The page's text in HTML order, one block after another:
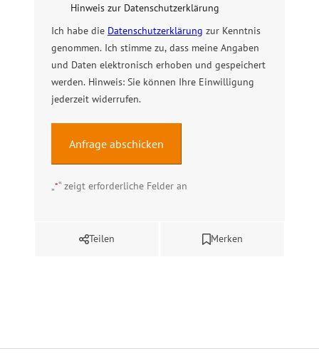
Teilen Merken
„*“ zeigt erforderliche Felder an
Hinweis zur Datenschutzerklärung
Ich habe die Datenschutzerklärung zur Kenntnis
genommen. Ich stimme zu, dass meine Angaben
und Daten elektronisch erhoben und gespeichert
werden. Hinweis: Sie können Ihre Einwilligung
jederzeit widerrufen.
Alternative: